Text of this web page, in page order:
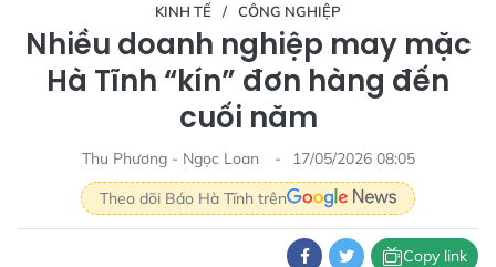
KINH TẾ CÔNG NGHIỆP
Nhiều doanh nghiệp may mặc
Hà Tĩnh “kín” đơn hàng đến
cuối năm
Thu Phương - Ngọc Loan
17/05/2026 08:05
Theo dõi Báo Hà Tĩnh trên
Copy link